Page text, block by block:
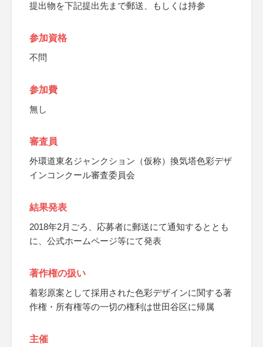
提出物を下記提出先まで郵送、もしくは持参
参加資格
不問
参加費
無し
審査員
外環道東名ジャンクション（仮称）換気塔色彩デザ
インコンクール審査委員会
結果発表
2018年2月ごろ、応募者に郵送にて通知するととも
に、公式ホームページ等にて発表
著作権の扱い
着彩原案として採用された色彩デザインに関する著
作権・所有権等の一切の権利は世田谷区に帰属
主催